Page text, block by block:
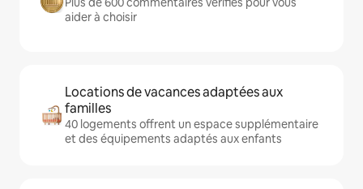
aider à choisir
Locations de vacances adaptées aux
familles
40 logements offrent un espace supplémentaire
et des équipements adaptés aux enfants